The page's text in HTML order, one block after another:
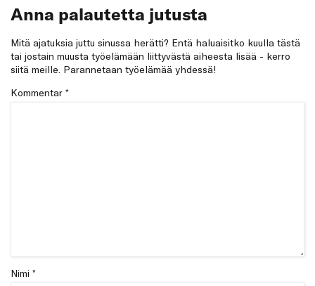
Anna palautetta jutusta
Mitä ajatuksia juttu sinussa herätti? Entä haluaisitko kuulla tästä
tai jostain muusta työelämään liittyvästä aiheesta lisää - kerro
siitä meille. Parannetaan työelämää yhdessä!
Kommentar *
Nimi *